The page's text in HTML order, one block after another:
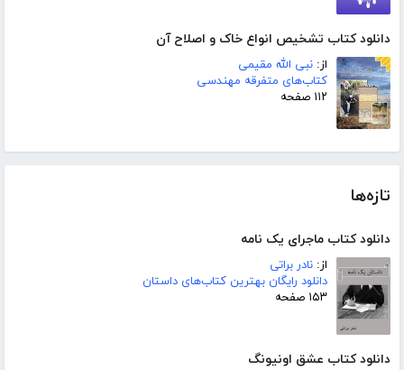
دانلود کتاب تشخیص انواع خاک و اصلاح آن
از: نبى الله مقیمی
کتاب‌های متفرقه مهندسی
۱۱۲ صفحه
تازه‌ها
دانلود کتاب ماجرای یک نامه
از: نادر براتی
دانلود رایگان بهترین کتاب‌های داستان
۱۵۳ صفحه
دانلود کتاب عشق اونیونگ